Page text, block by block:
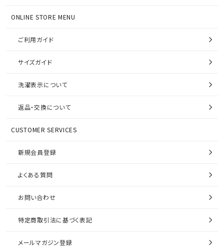
ONLINE STORE MENU
ご利用ガイド
サイズガイド
洗濯表示について
返品・交換について
CUSTOMER SERVICES
新規会員登録
よくある質問
お問い合わせ
特定商取引法に基づく表記
メールマガジン登録